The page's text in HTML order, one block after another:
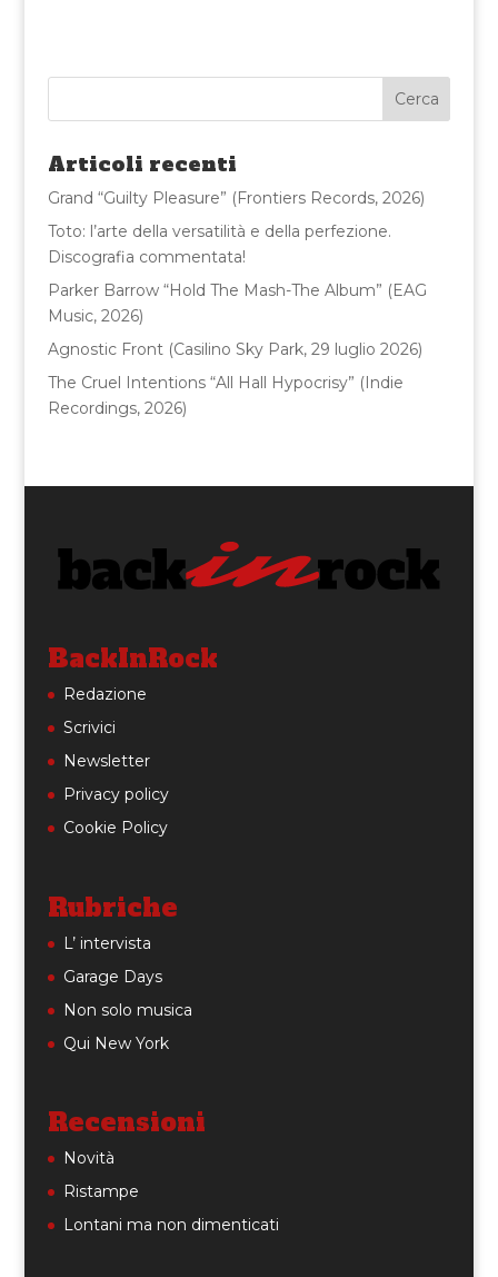
e
b
o
o
k
te
r
l
di
vi
di
Articoli recenti
Grand “Guilty Pleasure” (Frontiers Records, 2026)
Toto: l’arte della versatilità e della perfezione.
Discografia commentata!
Parker Barrow “Hold The Mash-The Album” (EAG
Music, 2026)
Agnostic Front (Casilino Sky Park, 29 luglio 2026)
The Cruel Intentions “All Hall Hypocrisy” (Indie
Recordings, 2026)
BackInRock
Redazione
Scrivici
Newsletter
Privacy policy
Cookie Policy
Rubriche
L’ intervista
Garage Days
Non solo musica
Qui New York
Recensioni
Novità
Ristampe
Lontani ma non dimenticati